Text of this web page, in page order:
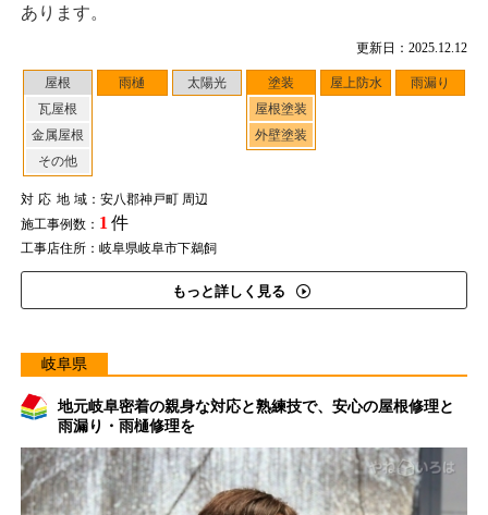
更新日：2025.12.12
屋根
瓦屋根
金属屋根
その他
雨樋 太陽光
塗装
屋根塗装
外壁塗装
屋上防水 雨漏り
対応地域：安八郡神戸町 周辺
施工事例数： 1 件
工事店住所：岐阜県岐阜市下鵜飼
もっと詳しく見る
あります。
岐阜県
地元岐阜密着の親身な対応と熟練技で、安心の屋根修理と
雨漏り・雨樋修理を